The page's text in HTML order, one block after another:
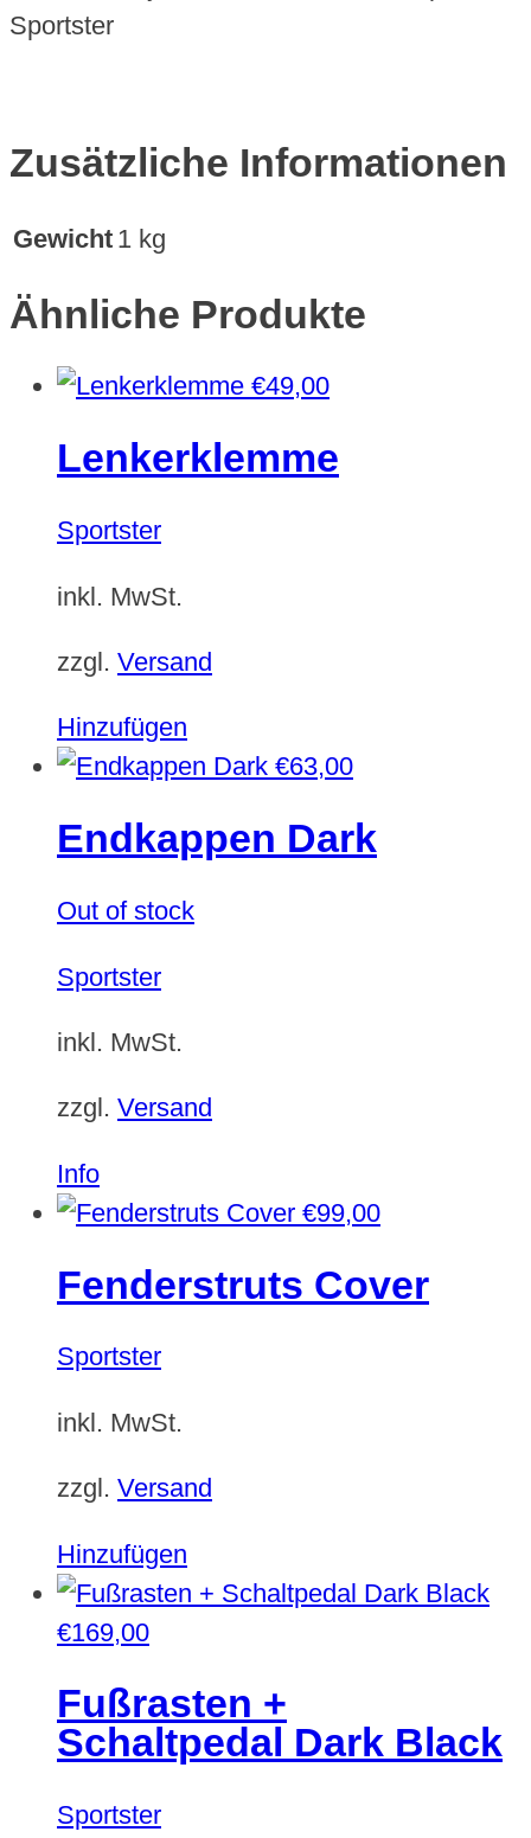
Sportster
Zusätzliche Informationen
Gewicht 1 kg
Ähnliche Produkte
€49,00
Lenkerklemme
Sportster
inkl. MwSt.
zzgl. Versand
Hinzufügen
€63,00
Endkappen Dark
Out of stock
Sportster
inkl. MwSt.
zzgl. Versand
Info
€99,00
Fenderstruts Cover
Sportster
inkl. MwSt.
zzgl. Versand
Hinzufügen
€169,00
Fußrasten +
Schaltpedal Dark Black
Sportster